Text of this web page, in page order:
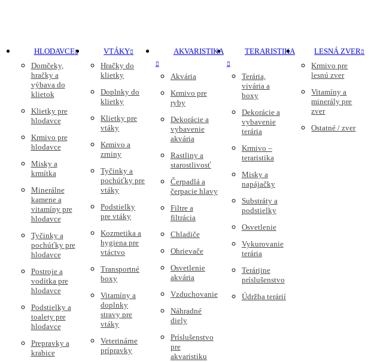
HLODAVCE
Domčeky,
hračky a
výbava do
klietok
Klietky pre
hlodavce
Krmivo pre
hlodavce
Misky a
krmítka
Minerálne
kamene a
vitamíny pre
hlodavce
Tyčinky a
pochúťky pre
hlodavce
Postroje a
vodítka pre
hlodavce
Podstielky a
toalety pre
hlodavce
Prepravky a
krabice
VTÁKY
Hračky do
klietky
Doplnky do
klietky
Klietky pre
vtáky
Krmivo a
zrniny
Tyčinky a
pochúťky pre
vtáky
Podstielky
pre vtáky
Kozmetika a
hygiena pre
vtáctvo
Transportné
boxy
Vitamíny a
doplnky
stravy pre
vtáky
Veterinárne
prípravky
AKVARISTIKA
Akvária
Krmivo pre
ryby
Dekorácie a
vybavenie
akvária
Rastliny a
starostlivosť
Čerpadlá a
čerpacie hlavy
Filtre a
filtrácia
Chladiče
Ohrievače
Osvetlenie
akvária
Vzduchovanie
Náhradné
diely
Príslušenstvo
pre
akvaristiku
TERARISTIKA
Terária,
vivária a
boxy
Dekorácie a
vybavenie
terária
Krmivo –
teraristika
Misky a
napájačky
Substráty a
podstielky
Osvetlenie
Vykurovanie
terária
Terárijne
príslušenstvo
Údržba terárií
LESNÁ ZVER
Krmivo pre
lesnú zver
Vitamíny a
minerály pre
zver
Ostatné / zver